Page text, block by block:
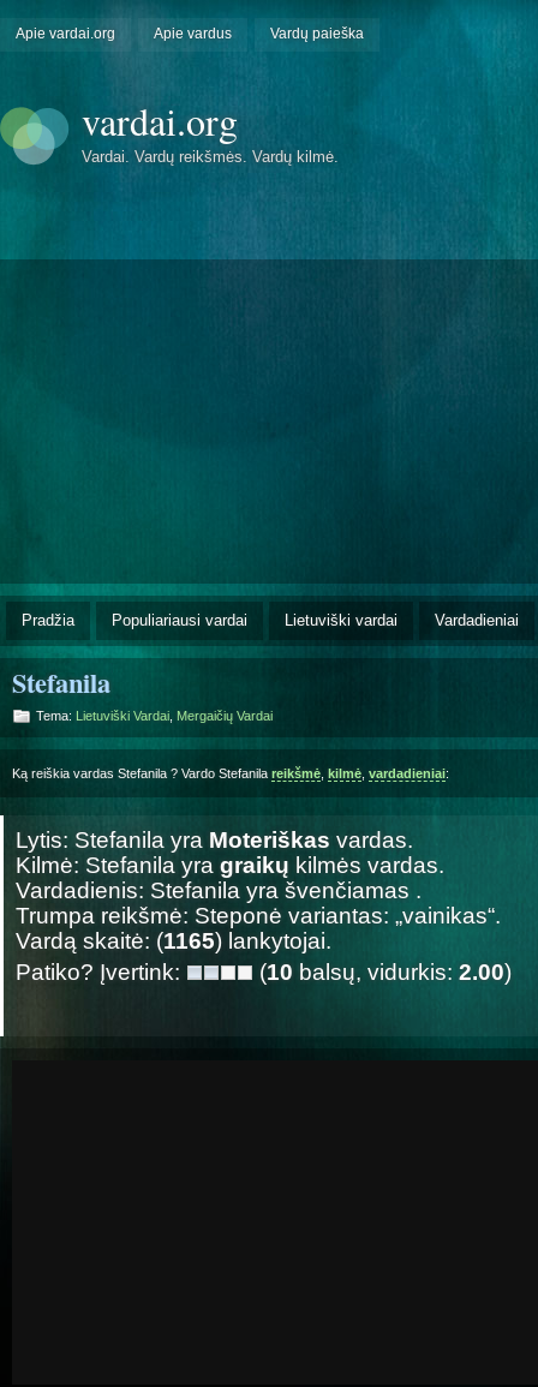
Apie vardai.org Apie vardus Vardų paieška
vardai.org
Vardai. Vardų reikšmės. Vardų kilmė.
Pradžia Populiariausi vardai Lietuviški vardai Vardadieniai
Stefanila
Tema: Lietuviški Vardai Mergaičių Vardai
Ką reiškia vardas Stefanila ? Vardo Stefanila reikšmė kilmė vardadieniai:
Lytis: Stefanila yra Moteriškas vardas.
Kilmė: Stefanila yra graikų kilmės vardas.
Vardadienis: Stefanila yra švenčiamas .
Trumpa reikšmė: Steponė variantas: „vainikas“.
Vardą skaitė: (1165) lankytojai.
Patiko? Įvertink:
(10 balsų, vidurkis: 2.00)